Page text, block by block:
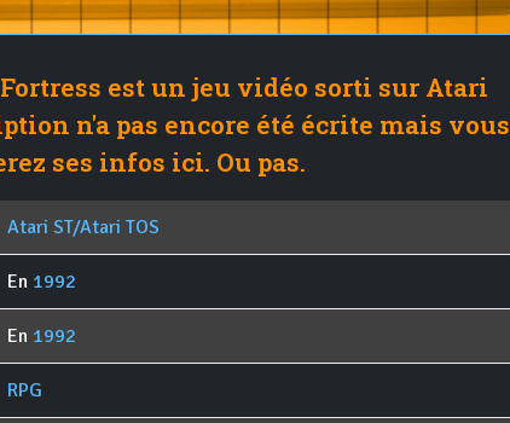
est un jeu vidéo sorti sur Atari
n'a pas encore été écrite mais vous
ses infos ici. Ou pas.
Atari ST/Atari TOS
En 1992
En 1992
RPG